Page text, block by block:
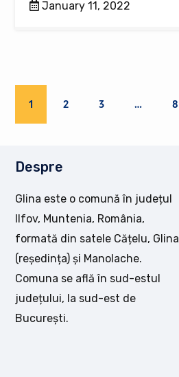
January 11, 2022
1 2 3 … 8
Despre
Glina este o comună în județul
Ilfov, Muntenia, România,
formată din satele Cățelu, Glina
(reședința) și Manolache.
Comuna se află în sud-estul
județului, la sud-est de
București.